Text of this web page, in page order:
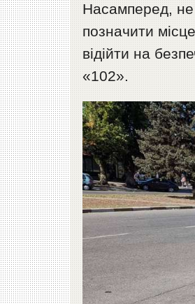
Насамперед, не
позначити
відійти на
«102».